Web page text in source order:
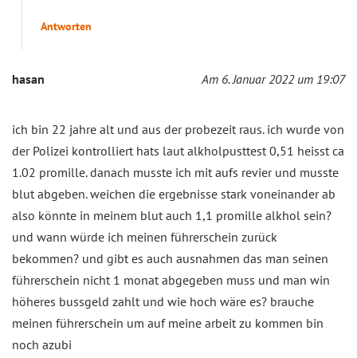
Antworten
hasan Am 6. Januar 2022 um 19:07
ich bin 22 jahre alt und aus der probezeit raus. ich wurde von
der Polizei kontrolliert hats laut alkholpusttest 0,51 heisst ca
1.02 promille. danach musste ich mit aufs revier und musste
blut abgeben. weichen die ergebnisse stark voneinander ab
also könnte in meinem blut auch 1,1 promille alkhol sein?
und wann würde ich meinen führerschein zurück
bekommen? und gibt es auch ausnahmen das man seinen
führerschein nicht 1 monat abgegeben muss und man win
höheres bussgeld zahlt und wie hoch wäre es? brauche
meinen führerschein um auf meine arbeit zu kommen bin
noch azubi